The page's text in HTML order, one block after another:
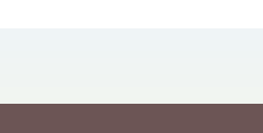
Troba'ns a les Xarxes